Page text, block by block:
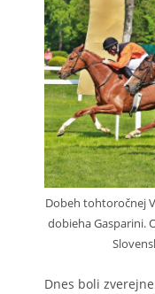
Dobeh tohtoročnej
dobieha Gasparini.
Dnes boli